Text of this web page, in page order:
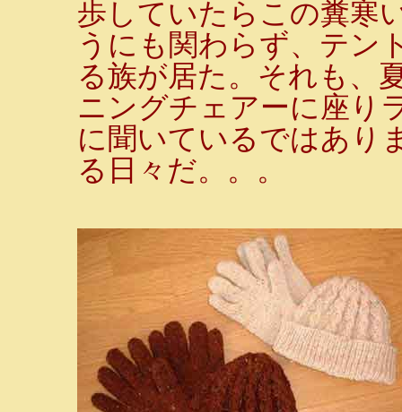
歩していたらこの糞寒
うにも関わらず、テン
る族が居た。それも、
ニングチェアーに座り
に聞いているではあり
る日々だ。。。